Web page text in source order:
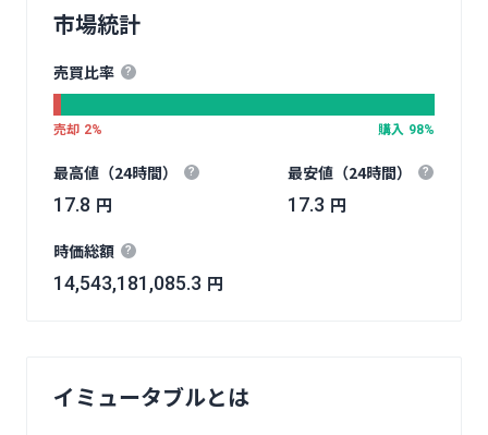
市場統計
売買比率 ?
売却 2% 購入 98%
最高値（24時間） ?
17.8 円
最安値（24時間） ?
17.3 円
時価総額 ?
14,543,181,085.3 円
イミュータブルとは